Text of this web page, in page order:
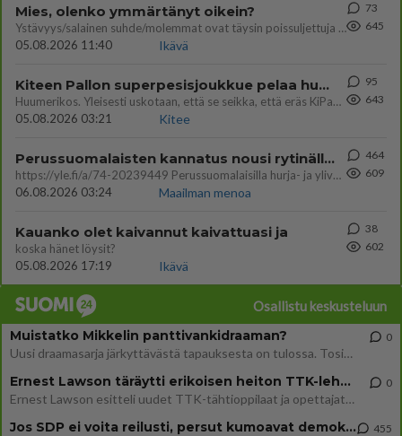
Mies, olenko ymmärtänyt oikein?
Ystävyys/salainen suhde/molemmat ovat täysin poissuljettuja asioita? Nainen
05.08.2026 11:40
Ikävä
73
645
Kiteen Pallon superpesisjoukkue pelaa huumeiden vaikutuksen alaisena
Huumerikos. Yleisesti uskotaan, että se seikka, että eräs KiPan pelaaja kärähtää huumeista, on vain jäävuoren huippu. M
05.08.2026 03:21
Kitee
95
643
Perussuomalaisten kannatus nousi rytinällä Ylen tänään julkaisemassa tuoreimmassa gallup-kyselyssä.
https://yle.fi/a/74-20239449 Perussuomalaisilla hurja- ja ylivoimaisesti suurin nousu tässä uudessa Ylen gallupissa. Kyl
06.08.2026 03:24
Maailman menoa
464
609
Kauanko olet kaivannut kaivattuasi ja
koska hänet löysit?
05.08.2026 17:19
Ikävä
38
602
Osallistu keskusteluun
Muistatko Mikkelin panttivankidraaman?
Uusi draamasarja järkyttävästä tapauksesta on tulossa. Tositapahtumiin perustuva sarja ammentaa vuoden 1986 Mikkelin pan
0
Ernest Lawson täräytti erikoisen heiton TTK-lehdistötilaisuudessa: " Onko tässä tarkoituksena...?"
Ernest Lawson esitteli uudet TTK-tähtioppilaat ja opettajat torstaina 6.8. lehdistölle. Tulevalla kaudella on yksi hausk
0
Jos SDP ei voita reilusti, persut kumoavat demokratian Suomesta 455